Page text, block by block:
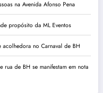
na Avenida Afonso Pena
propósito da ML Eventos
no Carnaval de BH
de BH se manifestam em nota